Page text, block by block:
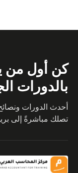
كن أول من
بالدورات
أحدث الدورات
تصلك مباشرةً إلى